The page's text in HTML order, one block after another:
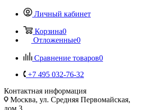
Личный кабинет
Корзина0
Отложенные0
Сравнение товаров0
+7 495 032-76-32
Контактная информация
Москва, ул. Средняя Первомайская,
дом 3